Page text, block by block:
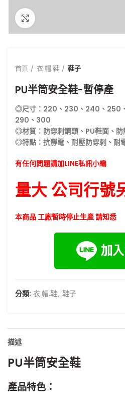
首頁 衣.帽.鞋 鞋子
PU半筒安全鞋-暫停產
◎尺寸：220、230、240、250
290、300
◎材質：防穿刺鋼頭、PU鞋面、防
◎特點：抗靜電、耐壓防穿刺、耐
有任何問題請加LINE私訊小編
量大 公司行號
本商品 工廠暫時停止生產 請知悉
分類: 衣.帽.鞋, 鞋子
描述
PU半筒安全鞋
產品特色：